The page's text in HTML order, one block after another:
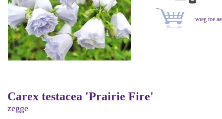
Carex testacea 'Prairie Fire'
zegge